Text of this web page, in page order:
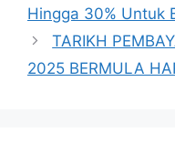
Hingga 30% Untuk
TARIKH
2025 BERMULA